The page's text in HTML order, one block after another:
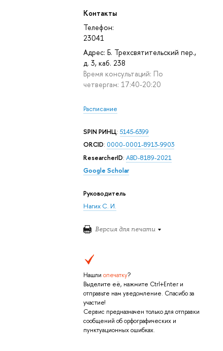
Контакты
Телефон:
23041
Адрес: Б. Трехсвятительский пер.,
д. 3, каб. 238
Время консультаций: По
четвергам: 17:40-20:20
Расписание
SPIN РИНЦ: 5145-6399
ORCID: 0000-0001-8913-9903
ResearcherID: ABD-8189-2021
Google Scholar
Руководитель
Нагих С. И.
Версия для печати
Нашли опечатку?
Выделите её, нажмите Ctrl+Enter и
отправьте нам уведомление. Спасибо за
участие!
Сервис предназначен только для отправки
сообщений об орфографических и
пунктуационных ошибках.